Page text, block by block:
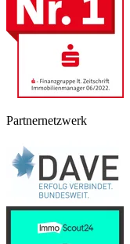
Partnernetzwerk